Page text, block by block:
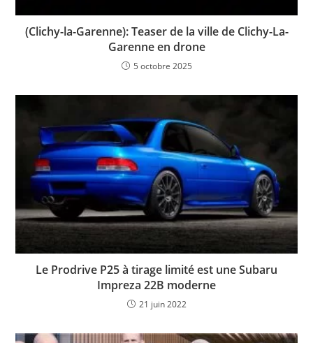
(Clichy-la-Garenne): Teaser de la ville de Clichy-La-
Garenne en drone
5 octobre 2025
Le Prodrive P25 à tirage limité est une Subaru
Impreza 22B moderne
21 juin 2022